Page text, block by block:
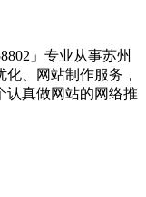
」专业从事苏州
、网站制作服务，
认真做网站的网络推